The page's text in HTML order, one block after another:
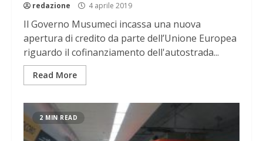
redazione 4 aprile 2019
Il Governo Musumeci incassa una nuova
apertura di credito da parte dell’Unione Europea
riguardo il cofinanziamento dell'autostrada...
Read More
2 MIN READ